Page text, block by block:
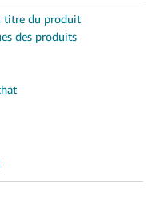
titre du produit
des produits